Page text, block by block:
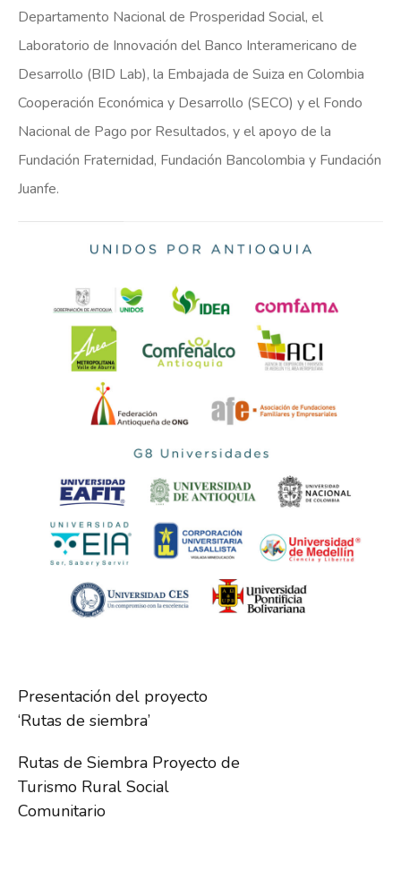
Departamento Nacional de Prosperidad Social, el
Laboratorio de Innovación del Banco Interamericano de
Desarrollo (BID Lab), la Embajada de Suiza en Colombia
Cooperación Económica y Desarrollo (SECO) y el Fondo
Nacional de Pago por Resultados, y el apoyo de la
Fundación Fraternidad, Fundación Bancolombia y Fundación
Juanfe.
Presentación del proyecto
‘Rutas de siembra’
Rutas de Siembra Proyecto de
Turismo Rural Social
Comunitario